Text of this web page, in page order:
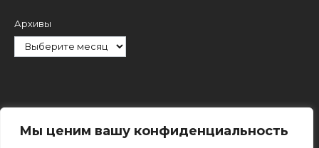
Мы ценим вашу конфиденциальность
Архивы